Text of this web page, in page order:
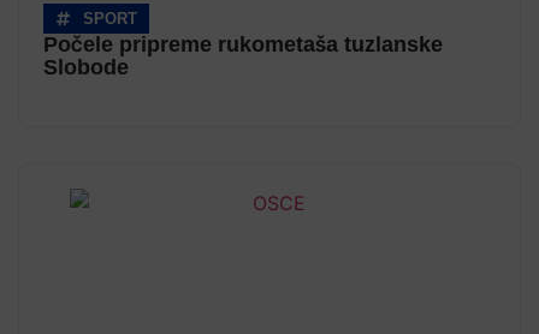
SPORT
Počele pripreme rukometaša tuzlanske
Slobode